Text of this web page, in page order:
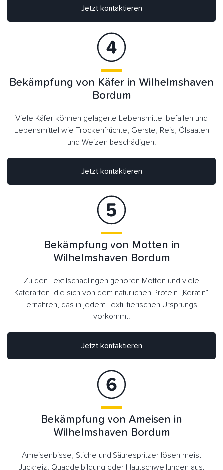
Jetzt kontaktieren
Jetzt kontaktieren
Bekämpfung von Käfer in Wilhelmshaven
Bordum
Viele Käfer können gelagerte Lebensmittel befallen und
Lebensmittel wie Trockenfrüchte, Gerste, Reis, Ölsaaten
und Weizen beschädigen.
Bekämpfung von Motten in
Wilhelmshaven Bordum
Zu den Textilschädlingen gehören Motten und viele
Käferarten, die sich von dem natürlichen Protein „Keratin“
ernähren, das in jedem Textil tierischen Ursprungs
vorkommt.
Jetzt kontaktieren
Bekämpfung von Ameisen in
Wilhelmshaven Bordum
Ameisenbisse, Stiche und Säurespritzer lösen meist
Juckreiz, Quaddelbildung oder Hautschwellungen aus.